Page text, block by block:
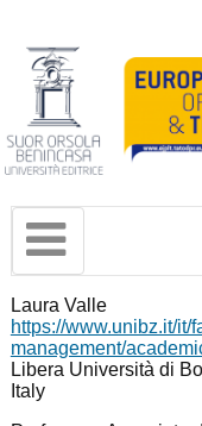
Laura Valle
https://www.unibz.it/it/
management/
Libera Università di
Italy